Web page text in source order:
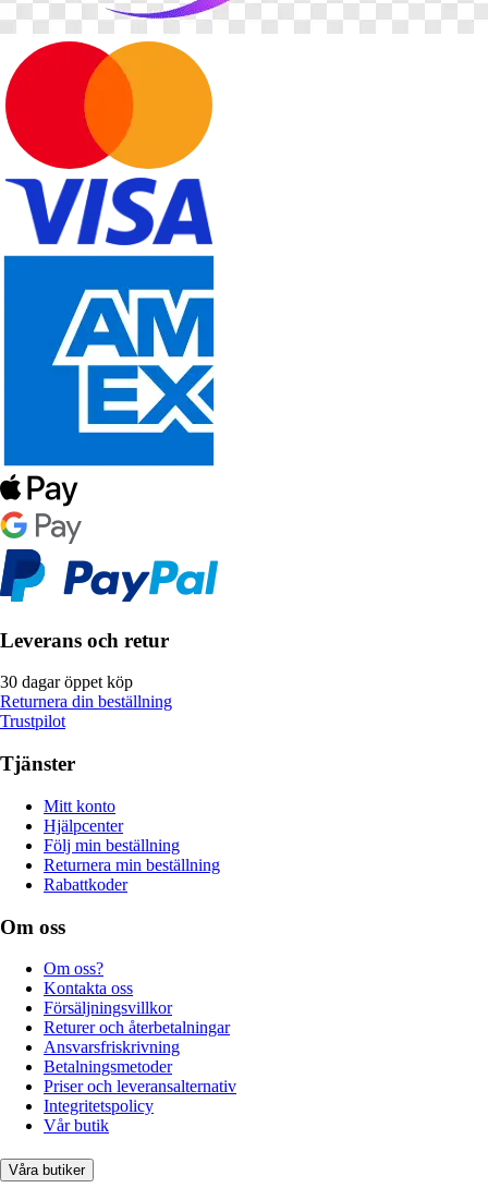
Leverans och retur
30 dagar öppet köp
Returnera din beställning
Trustpilot
Tjänster
Mitt konto
Hjälpcenter
Följ min beställning
Returnera min beställning
Rabattkoder
Om oss
Om oss?
Kontakta oss
Försäljningsvillkor
Returer och återbetalningar
Ansvarsfriskrivning
Betalningsmetoder
Priser och leveransalternativ
Integritetspolicy
Vår butik
Våra butiker